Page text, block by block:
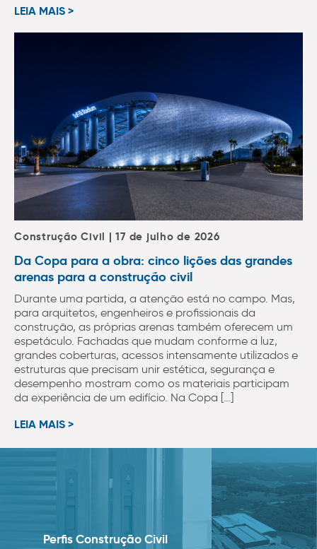
LEIA MAIS >
Construção Civil | 17 de julho de 2026
Da Copa para a obra: cinco lições das grandes
arenas para a construção civil
Durante uma partida, a atenção está no campo. Mas,
para arquitetos, engenheiros e profissionais da
construção, as próprias arenas também oferecem um
espetáculo. Fachadas que mudam conforme a luz,
grandes coberturas, acessos intensamente utilizados e
estruturas que precisam unir estética, segurança e
desempenho mostram como os materiais participam
da experiência de um edifício. Na Copa […]
LEIA MAIS >
Perfis Construção Civil